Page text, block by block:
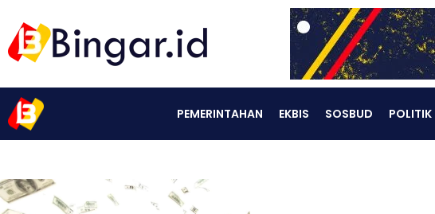
PEMERINTAHAN EKBIS SOSBUD POLITIK